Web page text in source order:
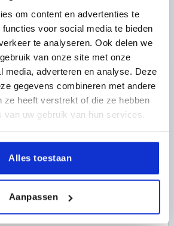
om content en advertenties te
voor social media te bieden
te analyseren. Ook delen we
van onze site met onze
media, adverteren en analyse. Deze
gegevens combineren met andere
ze heeft verstrekt of die ze hebben
van uw gebruik van hun services.
Alles toestaan
Aanpassen
DETAILS
NIEUW
A=75, BINNENDRAAD